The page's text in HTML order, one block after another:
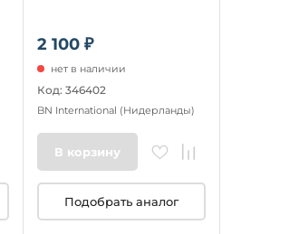
2 100 ₽
нет в наличии
Код: 346402
BN International (Нидерланды)
В корзину
Подобрать аналог